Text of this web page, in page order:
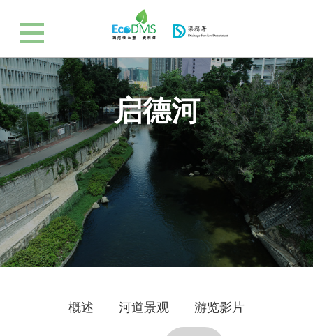
启德河
概述 河道景观 游览影片